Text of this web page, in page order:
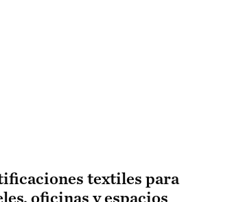
textiles para
oficinas y espacios